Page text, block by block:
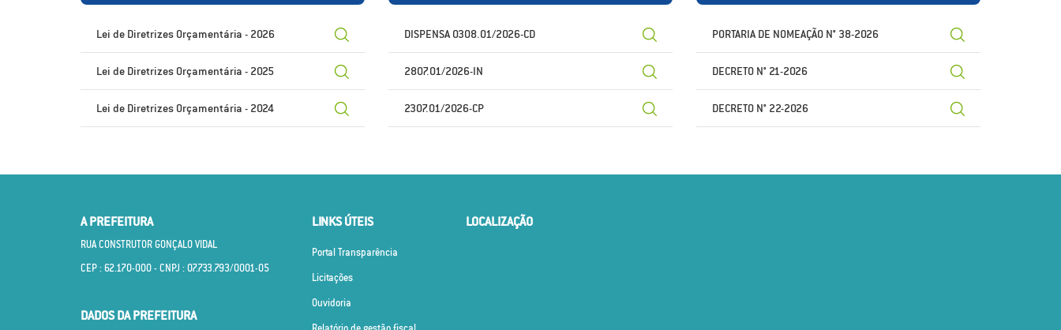
Lei de Diretrizes Orçamentária - 2026
Lei de Diretrizes Orçamentária - 2025
Lei de Diretrizes Orçamentária - 2024
DISPENSA 0308.01/2026-CD
2807.01/2026-IN
2307.01/2026-CP
PORTARIA DE NOMEAÇÃO N° 38-2026
DECRETO N° 21-2026
DECRETO N° 22-2026
A PREFEITURA
RUA CONSTRUTOR GONÇALO VIDAL
CEP : 62.170­-000 - CNPJ : 07.733.793/0001­-05
DADOS DA PREFEITURA
LINKS ÚTEIS
Portal Transparência
Licitações
Ouvidoria
LOCALIZAÇÃO